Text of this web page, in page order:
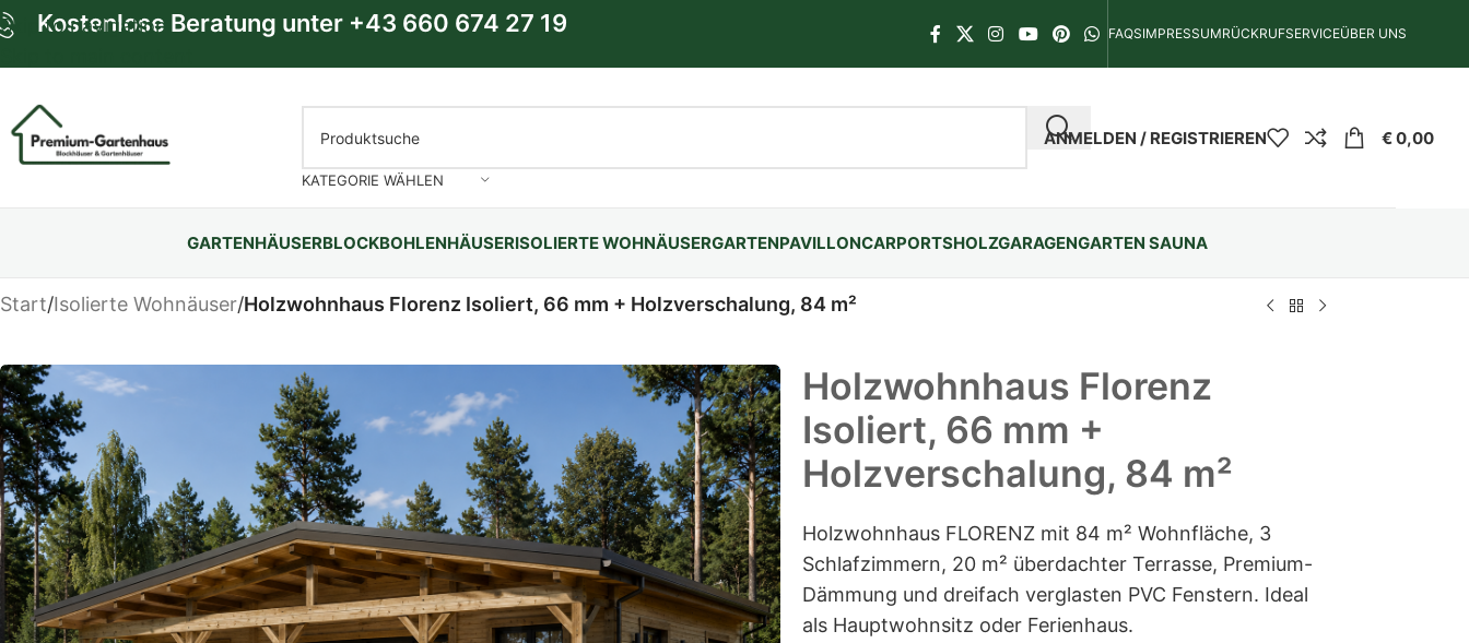
Skip to navigation
Kostenlose Beratung unter +43 660 674 27 19 FAQSIMPRESSUMRÜCKRUFSERVICEÜBER UNS
KATEGORIE WÄHLEN
ANMELDEN / REGISTRIEREN €0,00
GARTENHÄUSERBLOCKBOHLENHÄUSERISOLIERTE WOHNÄUSERGARTENPAVILLONCARPORTSHOLZGARAGENGARTEN SAUNA
Start/Isolierte Wohnäuser/Holzwohnhaus Florenz Isoliert, 66 mm + Holzverschalung, 84 m²
Holzwohnhaus Florenz
Isoliert, 66 mm +
Holzverschalung, 84 m²
Holzwohnhaus FLORENZ mit 84 m² Wohnfläche, 3
Schlafzimmern, 20 m² überdachter Terrasse, Premium-
Dämmung und dreifach verglasten PVC Fenstern. Ideal
als Hauptwohnsitz oder Ferienhaus.